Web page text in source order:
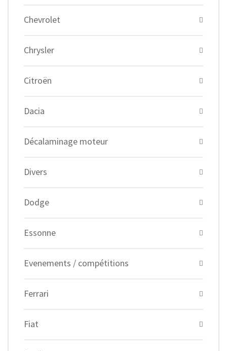
Chevrolet
Chrysler
Citroën
Dacia
Décalaminage moteur
Divers
Dodge
Essonne
Evenements / compétitions
Ferrari
Fiat